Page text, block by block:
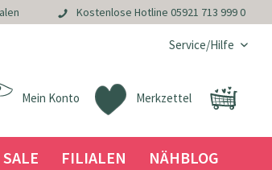
Kostenlose Hotline 05921 713 999 0
Service/Hilfe
Merkzettel
Mein Konto
SALE FILIALEN NÄHBLOG